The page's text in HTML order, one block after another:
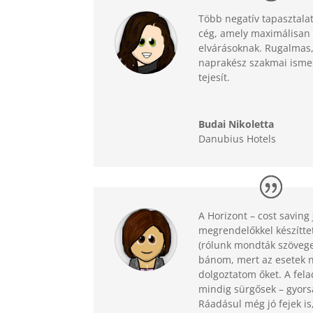
Több negatív
cég, amely
elvárásoknak.
naprakész szakmai
tejesít.
Budai Nikoletta
Danubius Hotels
A Horizont – cost saving
megrendelőkkel
(rólunk mondták
bánom, mert az esetek
dolgoztatom őket. A
mindig sürgősek –
Ráadásul még jó fejek